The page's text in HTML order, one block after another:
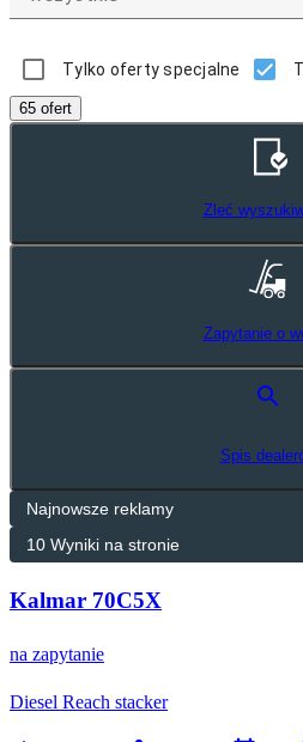
Tylko oferty specjalne
65 ofert
Zleć
Zapytanie o
search
Spis
Kalmar 70C5X
na zapytanie
Diesel Reach stacker